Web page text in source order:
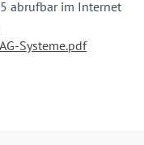
abrufbar im Internet
Systeme.pdf